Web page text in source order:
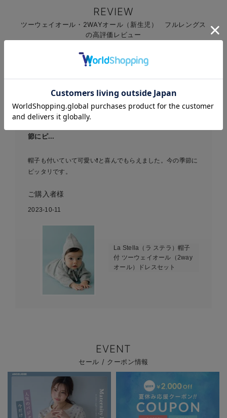
お気に入り商品を確認する
REVIEW
ツーウェイオール・2WAYオール（新生児） フルレングス
の高評価レビュー
37件
節にピ...
帽子も付いていて可愛い❗️と喜んでもらえました。今の季節に
ピッタリです。
ご購入者様
2023-10-11
La Stella（ラ ステラ）帽子
付 ツーウェイオール（2way
オール）ドレスセット
EVENT
セール / クーポン情報